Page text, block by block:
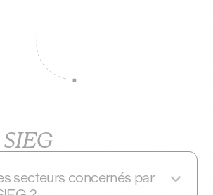
secteurs concernés par